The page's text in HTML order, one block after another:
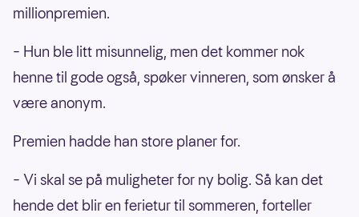
millionpremien.
– Hun ble litt misunnelig, men det kommer nok
henne til gode også, spøker vinneren, som ønsker å
være anonym.
Premien hadde han store planer for.
– Vi skal se på muligheter for ny bolig. Så kan det
hende det blir en ferietur til sommeren, forteller